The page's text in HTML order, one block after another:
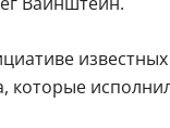
которые